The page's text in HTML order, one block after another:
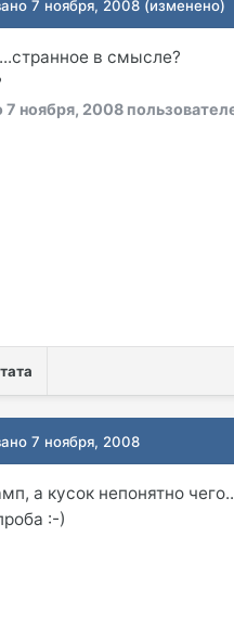
7 ноября, 2008 (изменено)
в смысле?
7 ноября, 2008
7 ноября, 2008
а кусок непонятно
:-)